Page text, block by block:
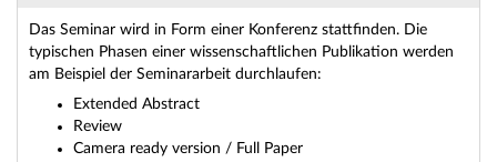
Das Seminar wird in Form einer Konferenz stattfinden. Die
typischen Phasen einer wissenschaftlichen Publikation werden
am Beispiel der Seminararbeit durchlaufen:
Extended Abstract
Review
Camera ready version / Full Paper